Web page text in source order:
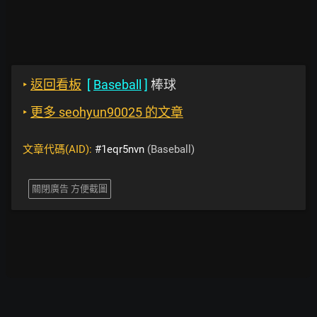
‣ 返回看板 [ Baseball ] 棒球
‣ 更多 seohyun90025 的文章
文章代碼(AID): #1eqr5nvn (Baseball)
關閉廣告 方便截圖